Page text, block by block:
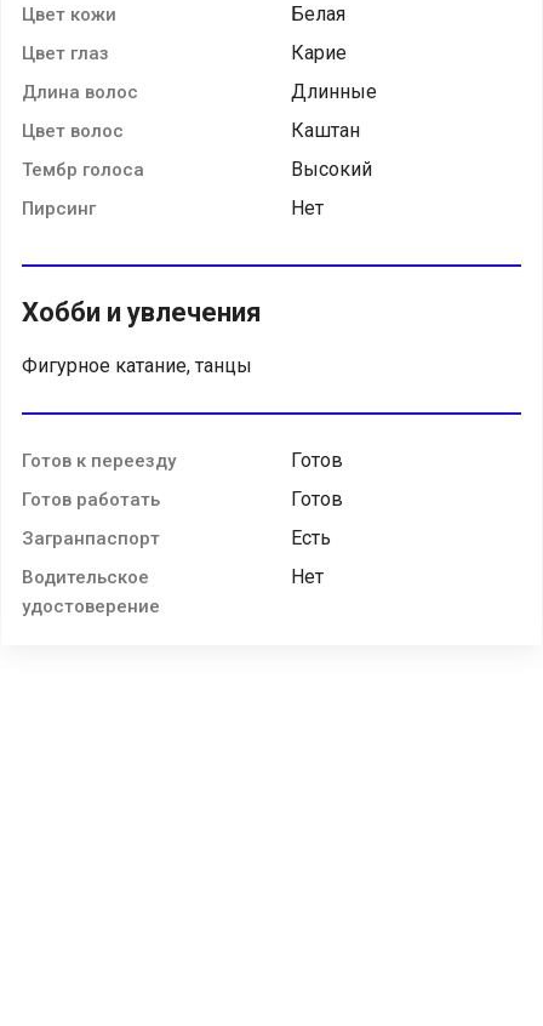
Цвет кожи Белая
Цвет глаз Карие
Длина волос Длинные
Цвет волос Каштан
Тембр голоса Высокий
Пирсинг Нет
Хобби и увлечения
Фигурное катание, танцы
Готов к переезду Готов
Готов работать Готов
Загранпаспорт Есть
Водительское
удостоверение
Нет